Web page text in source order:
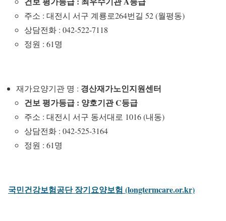
주소 : 대전시 서구 계룡로264번길 52 (월평동)
상담전화 : 042-522-7118
정원 : 61명
재가요양기관 명 : 경산재가노인지원센터
건보 평가등급 : 양호기관 C등급
주소 : 대전시 서구 동서대로 1016 (내동)
상담전화 : 042-525-3164
정원 : 61명
국민건강보험공단 장기요양보험 (longtermcare.or.kr)